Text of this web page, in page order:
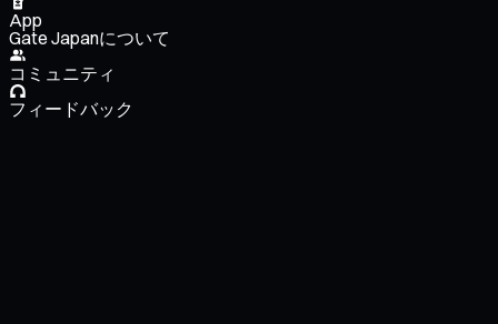
App
Gate Japanについて
コミュニティ
フィードバック